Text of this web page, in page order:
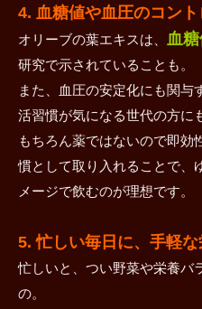
4. 血糖値や血圧のコン
オリーブの葉エキスは、 血
研究で示されていることも。
また、血圧の安定化にも関与
活習慣が気になる世代の方に
もちろん薬ではないので即効
慣として取り入れることで、
メージで飲むのが理想です。
5. 忙しい毎日に、手軽
忙しいと、つい野菜や栄養バ
の。